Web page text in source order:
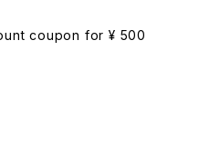
coupon for ¥ 500